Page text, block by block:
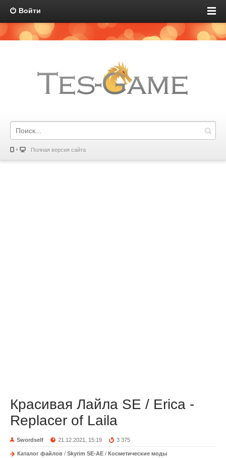
Войти
Полная версия сайта
Красивая Лайла SE / Erica -
Replacer of Laila
Swordself 21.12.2021, 15:19 3 375
Каталог файлов / Skyrim SE-AE / Косметические моды